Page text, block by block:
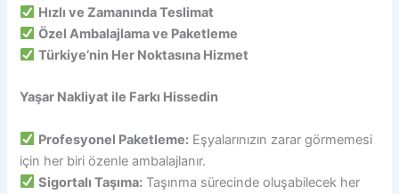
Hızlı ve Zamanında Teslimat
Özel Ambalajlama ve Paketleme
Türkiye’nin Her Noktasına Hizmet
Yaşar Nakliyat ile Farkı Hissedin
Profesyonel Paketleme: Eşyalarınızın zarar görmemesi
için her biri özenle ambalajlanır.
Sigortalı Taşıma: Taşınma sürecinde oluşabilecek her